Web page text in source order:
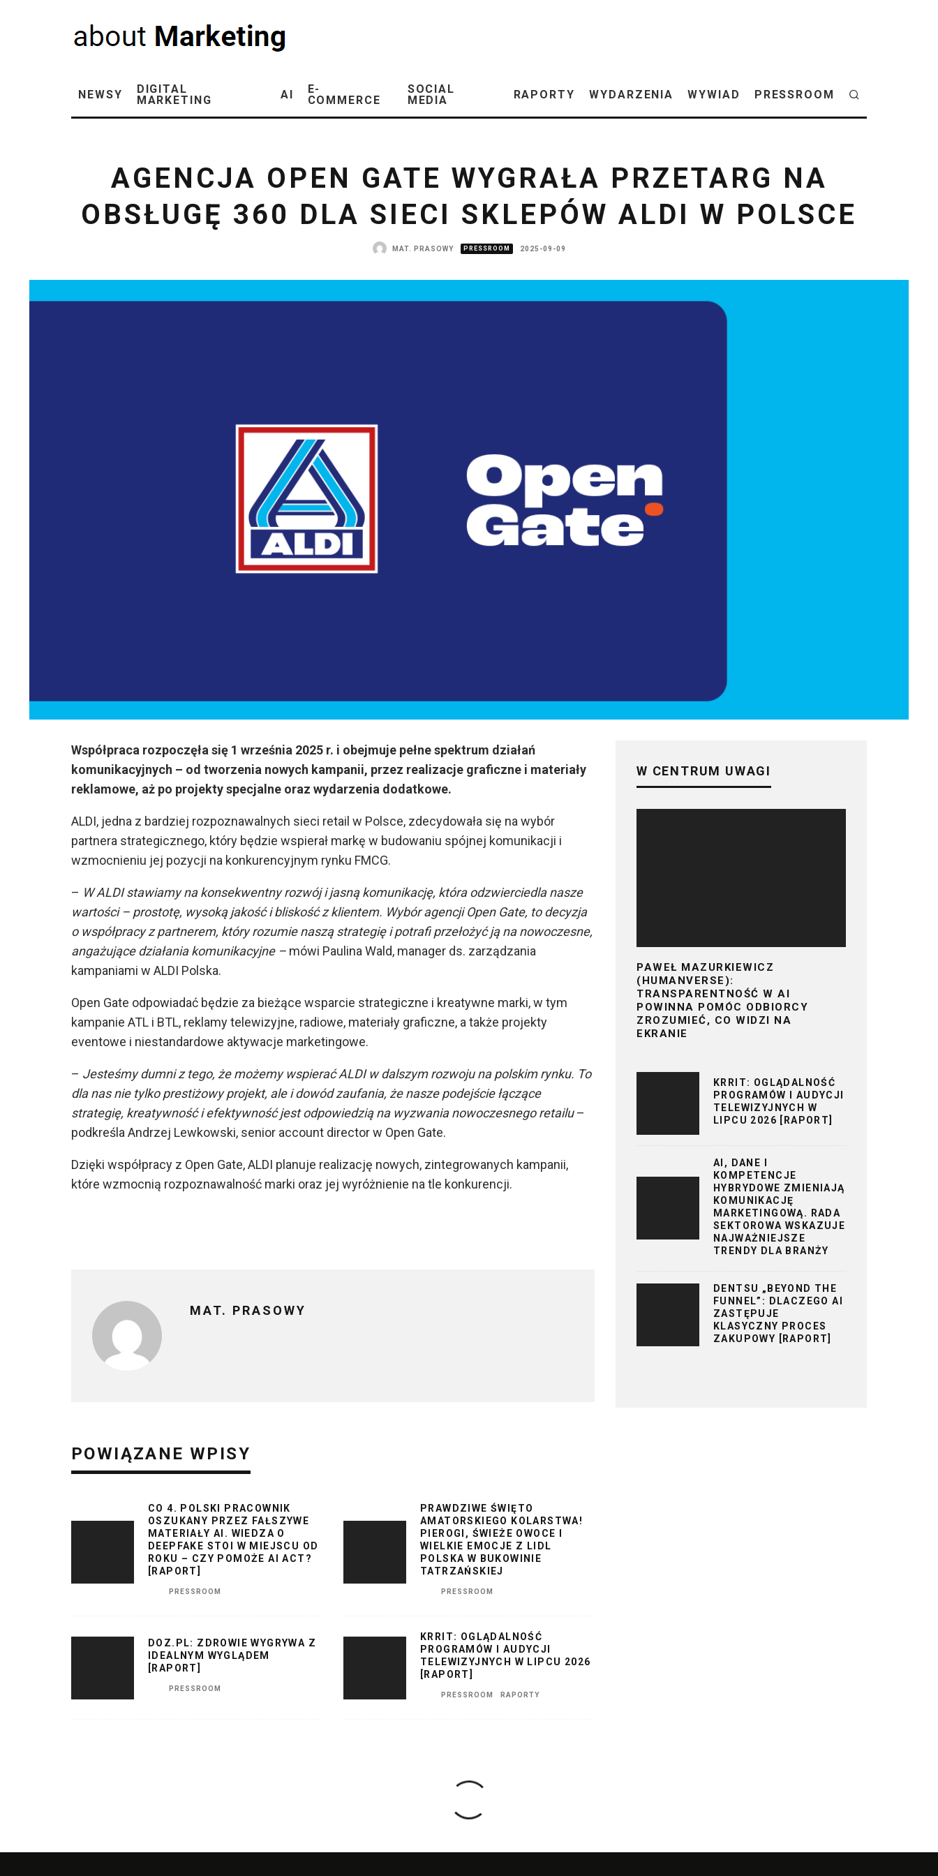
NEWSY
DIGITAL
MARKETING
AI
E-
COMMERCE
SOCIAL
MEDIA
RAPORTY WYDARZENIA WYWIAD PRESSROOM
AGENCJA OPEN GATE WYGRAŁA PRZETARG NA
OBSŁUGĘ 360 DLA SIECI SKLEPÓW ALDI W POLSCE
MAT. PRASOWY PRESSROOM 2025-09-09
Współpraca rozpoczęła się 1 września 2025 r. i obejmuje pełne spektrum działań
komunikacyjnych – od tworzenia nowych kampanii, przez realizacje graficzne i materiały
reklamowe, aż po projekty specjalne oraz wydarzenia dodatkowe.
ALDI, jedna z bardziej rozpoznawalnych sieci retail w Polsce, zdecydowała się na wybór
partnera strategicznego, który będzie wspierał markę w budowaniu spójnej komunikacji i
wzmocnieniu jej pozycji na konkurencyjnym rynku FMCG.
– W ALDI stawiamy na konsekwentny rozwój i jasną komunikację, która odzwierciedla nasze
wartości – prostotę, wysoką jakość i bliskość z klientem. Wybór agencji Open Gate, to decyzja
o współpracy z partnerem, który rozumie naszą strategię i potrafi przełożyć ją na nowoczesne,
angażujące działania komunikacyjne – mówi Paulina Wald, manager ds. zarządzania
kampaniami w ALDI Polska.
Open Gate odpowiadać będzie za bieżące wsparcie strategiczne i kreatywne marki, w tym
kampanie ATL i BTL, reklamy telewizyjne, radiowe, materiały graficzne, a także projekty
eventowe i niestandardowe aktywacje marketingowe.
– Jesteśmy dumni z tego, że możemy wspierać ALDI w dalszym rozwoju na polskim rynku. To
dla nas nie tylko prestiżowy projekt, ale i dowód zaufania, że nasze podejście łączące
strategię, kreatywność i efektywność jest odpowiedzią na wyzwania nowoczesnego retailu–
podkreśla Andrzej Lewkowski, senior account director w Open Gate.
Dzięki współpracy z Open Gate, ALDI planuje realizację nowych, zintegrowanych kampanii,
które wzmocnią rozpoznawalność marki oraz jej wyróżnienie na tle konkurencji.
MAT. PRASOWY
POWIĄZANE WPISY
CO 4. POLSKI PRACOWNIK
OSZUKANY PRZEZ FAŁSZYWE
MATERIAŁY AI. WIEDZA O
DEEPFAKE STOI W MIEJSCU OD
ROKU – CZY POMOŻE AI ACT?
[RAPORT]
PRESSROOM
PRAWDZIWE ŚWIĘTO
AMATORSKIEGO KOLARSTWA!
PIEROGI, ŚWIEŻE OWOCE I
WIELKIE EMOCJE Z LIDL
POLSKA W BUKOWINIE
TATRZAŃSKIEJ
PRESSROOM
DOZ.PL: ZDROWIE WYGRYWA Z
IDEALNYM WYGLĄDEM
[RAPORT]
PRESSROOM
KRRIT: OGLĄDALNOŚĆ
PROGRAMÓW I AUDYCJI
TELEWIZYJNYCH W LIPCU 2026
[RAPORT]
PRESSROOM RAPORTY
W CENTRUM UWAGI
PAWEŁ MAZURKIEWICZ
(HUMANVERSE):
TRANSPARENTNOŚĆ W AI
POWINNA POMÓC ODBIORCY
ZROZUMIEĆ, CO WIDZI NA
EKRANIE
KRRIT: OGLĄDALNOŚĆ
PROGRAMÓW I AUDYCJI
TELEWIZYJNYCH W
LIPCU 2026 [RAPORT]
AI, DANE I
KOMPETENCJE
HYBRYDOWE ZMIENIAJĄ
KOMUNIKACJĘ
MARKETINGOWĄ. RADA
SEKTOROWA WSKAZUJE
NAJWAŻNIEJSZE
TRENDY DLA BRANŻY
DENTSU „BEYOND THE
FUNNEL”: DLACZEGO AI
ZASTĘPUJE
KLASYCZNY PROCES
ZAKUPOWY [RAPORT]